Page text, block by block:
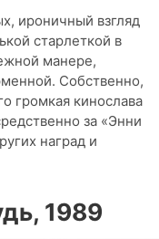
ироничный взгляд
старлеткой в
манере,
Собственно,
громкая кинослава
за «Энни
наград и
1989